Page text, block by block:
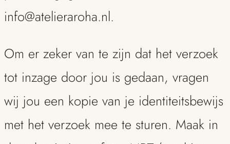
info@atelieraroha.nl.
Om er zeker van te zijn dat het verzoek
tot inzage door jou is gedaan, vragen
wij jou een kopie van je identiteitsbewijs
met het verzoek mee te sturen. Maak in